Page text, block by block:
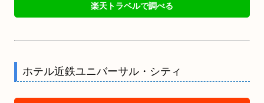
楽天トラベルで調べる
ホテル近鉄ユニバーサル・シティ